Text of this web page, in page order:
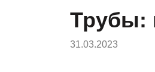
Трубы:
31.03.2023